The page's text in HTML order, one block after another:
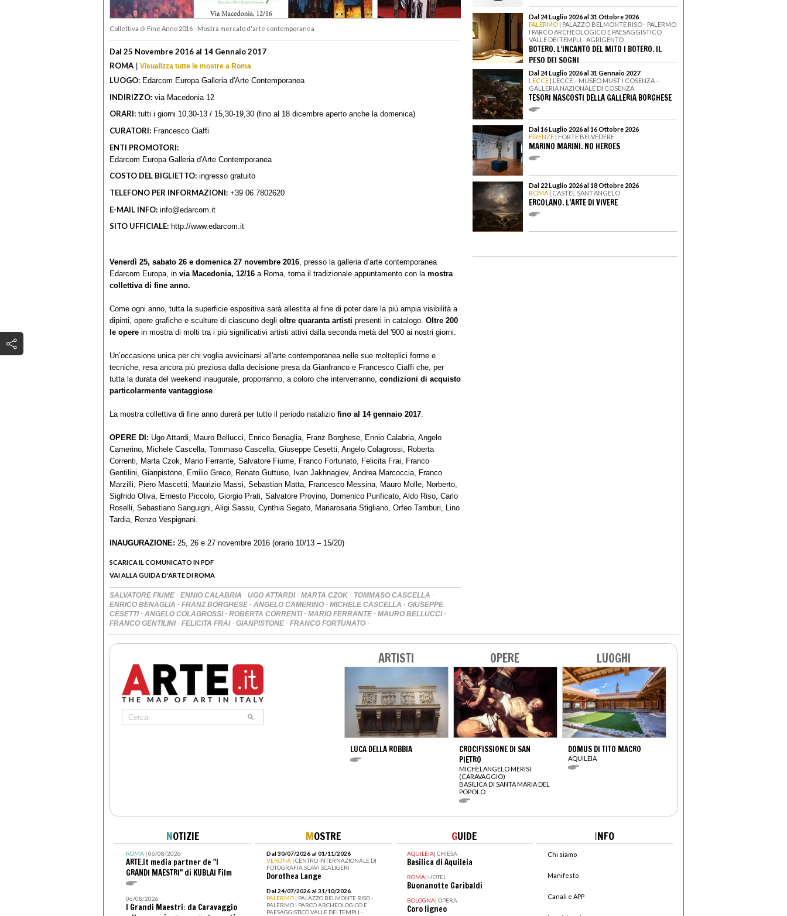
Collettiva di Fine Anno 2016 - Mostra mercato d'arte contemporanea
Dal 25 Novembre 2016 al 14 Gennaio 2017
ROMA | Visualizza tutte le mostre a Roma
LUOGO: Edarcom Europa Galleria d'Arte Contemporanea
INDIRIZZO: via Macedonia 12
ORARI: tutti i giorni 10,30-13 / 15,30-19,30 (fino al 18 dicembre aperto anche la domenica)
CURATORI: Francesco Ciaffi
ENTI PROMOTORI:
Edarcom Europa Galleria d'Arte Contemporanea
COSTO DEL BIGLIETTO: ingresso gratuito
TELEFONO PER INFORMAZIONI: +39 06 7802620
E-MAIL INFO: info@edarcom.it
SITO UFFICIALE: http://www.edarcom.it
Venerdì 25, sabato 26 e domenica 27 novembre 2016, presso la galleria d’arte contemporanea
Edarcom Europa, in via Macedonia, 12/16 a Roma, torna il tradizionale appuntamento con lamostra
collettiva di fine anno.
Come ogni anno, tutta la superficie espositiva sarà allestita al fine di poter dare la più ampia visibilità a
dipinti, opere grafiche e sculture di ciascuno degli oltre quaranta artisti presenti in catalogo. Oltre 200
le opere in mostra di molti tra i più significativi artisti attivi dalla seconda metà del '900 ai nostri giorni.
Un’occasione unica per chi voglia avvicinarsi all'arte contemporanea nelle sue molteplici forme e
tecniche, resa ancora più preziosa dalla decisione presa da Gianfranco e Francesco Ciaffi che, per
tutta la durata del weekend inaugurale, proporranno, a coloro che interverranno, condizioni di acquisto
particolarmente vantaggiose.
La mostra collettiva di fine anno durerà per tutto il periodo natalizio fino al 14 gennaio 2017.
OPERE DI: Ugo Attardi, Mauro Bellucci, Enrico Benaglia, Franz Borghese, Ennio Calabria, Angelo
Camerino, Michele Cascella, Tommaso Cascella, Giuseppe Cesetti, Angelo Colagrossi, Roberta
Correnti, Marta Czok, Mario Ferrante, Salvatore Fiume, Franco Fortunato, Felicita Frai, Franco
Gentilini, Gianpistone, Emilio Greco, Renato Guttuso, Ivan Jakhnagiev, Andrea Marcoccia, Franco
Marzilli, Piero Mascetti, Maurizio Massi, Sebastian Matta, Francesco Messina, Mauro Molle, Norberto,
Sigfrido Oliva, Ernesto Piccolo, Giorgio Prati, Salvatore Provino, Domenico Purificato, Aldo Riso, Carlo
Roselli, Sebastiano Sanguigni, Aligi Sassu, Cynthia Segato, Mariarosaria Stigliano, Orfeo Tamburi, Lino
Tardia, Renzo Vespignani.
INAUGURAZIONE: 25, 26 e 27 novembre 2016 (orario 10/13 – 15/20)
SCARICA IL COMUNICATO IN PDF
VAI ALLA GUIDA D'ARTE DI ROMA
SALVATORE FIUME · ENNIO CALABRIA · UGO ATTARDI · MARTA CZOK · TOMMASO CASCELLA ·
ENRICO BENAGLIA · FRANZ BORGHESE · ANGELO CAMERINO · MICHELE CASCELLA · GIUSEPPE
CESETTI · ANGELO COLAGROSSI · ROBERTA CORRENTI · MARIO FERRANTE · MAURO BELLUCCI ·
FRANCO GENTILINI · FELICITA FRAI · GIANPISTONE · FRANCO FORTUNATO ·
Dal 24 Luglio 2026 al 31 Ottobre 2026
PALERMO | PALAZZO BELMONTE RISO - PALERMO
I PARCO ARCHEOLOGICO E PAESAGGISTICO
VALLE DEI TEMPLI - AGRIGENTO
BOTERO. L’INCANTO DEL MITO I BOTERO. IL
PESO DEI SOGNI
Dal 24 Luglio 2026 al 31 Gennaio 2027
LECCE | LECCE – MUSEO MUST I COSENZA –
GALLERIA NAZIONALE DI COSENZA
TESORI NASCOSTI DELLA GALLERIA BORGHESE
Dal 16 Luglio 2026 al 16 Ottobre 2026
FIRENZE | FORTE BELVEDERE
MARINO MARINI. NO HEROES
Dal 22 Luglio 2026 al 18 Ottobre 2026
ROMA | CASTEL SANT’ANGELO
ERCOLANO. L’ARTE DI VIVERE
ARTISTI
LUCA DELLA ROBBIA
OPERE
CROCIFISSIONE DI SAN
PIETRO
MICHELANGELO MERISI
(CARAVAGGIO)
BASILICA DI SANTA MARIA DEL
POPOLO
LUOGHI
DOMUS DI TITO MACRO
AQUILEIA
NOTIZIE
ROMA| 06/08/2026
ARTE.it media partner de "I
GRANDI MAESTRI" di KUBLAI Film
06/08/2026
I Grandi Maestri: da Caravaggio
MOSTRE
Dal 30/07/2026 al 01/11/2026
VERONA | CENTRO INTERNAZIONALE DI
FOTOGRAFIA SCAVI SCALIGERI
Dorothea Lange
Dal 24/07/2026 al 31/10/2026
PALERMO | PALAZZO BELMONTE RISO -
PALERMO I PARCO ARCHEOLOGICO E
PAESAGGISTICO VALLE DEI TEMPLI -
GUIDE
AQUILEIA| CHIESA
Basilica di Aquileia
ROMA| HOTEL
Buonanotte Garibaldi
BOLOGNA| OPERA
Coro ligneo
INFO
Chi siamo
Manifesto
Canali e APP